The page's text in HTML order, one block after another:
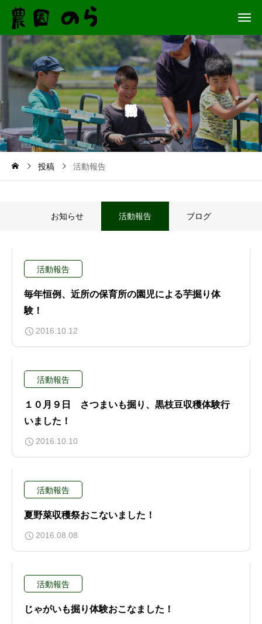
投稿 活動報告
お知らせ 活動報告 ブログ
活動報告
毎年恒例、近所の保育所の園児による芋掘り体
験！
2016.10.12
活動報告
１０月９日 さつまいも掘り、黒枝豆収穫体験行
いました！
2016.10.10
活動報告
夏野菜収穫祭おこないました！
2016.08.08
活動報告
じゃがいも掘り体験おこなました！